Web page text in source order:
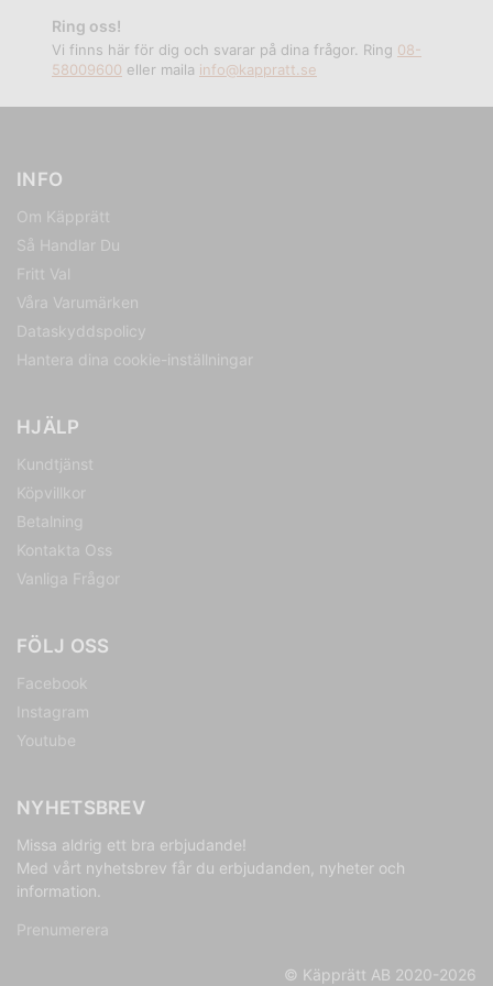
Ring oss!
Vi finns här för dig och svarar på dina frågor. Ring 08-
58009600 eller maila info@kappratt.se
INFO
Om Käpprätt
Så Handlar Du
Fritt Val
Våra Varumärken
Dataskyddspolicy
Hantera dina cookie-inställningar
HJÄLP
Kundtjänst
Köpvillkor
Betalning
Kontakta Oss
Vanliga Frågor
FÖLJ OSS
Facebook
Instagram
Youtube
NYHETSBREV
Missa aldrig ett bra erbjudande!
Med vårt nyhetsbrev får du erbjudanden, nyheter och
information.
Prenumerera
© Käpprätt AB 2020-2026